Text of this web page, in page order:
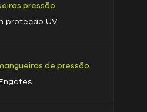
pressão
proteção UV
de pressão